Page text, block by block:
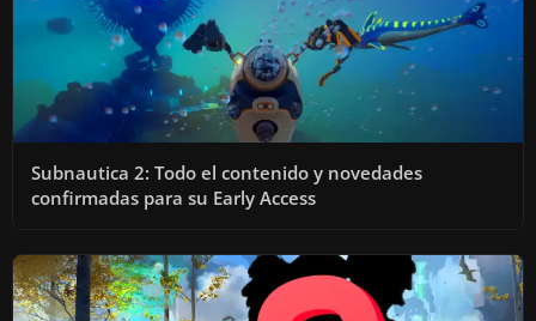
Subnautica 2: Todo el contenido y novedades
confirmadas para su Early Access